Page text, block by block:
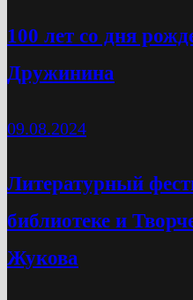
100 лет со дня
Дружинина
09.08.2024
Литературный
библиотеке и
Жукова